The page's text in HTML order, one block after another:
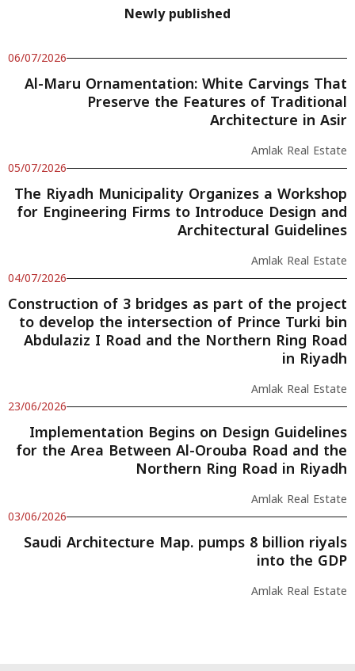
Newly published
06/07/2026
Al-Maru Ornamentation: White Carvings That
Preserve the Features of Traditional
Architecture in Asir
Amlak Real Estate
05/07/2026
The Riyadh Municipality Organizes a Workshop
for Engineering Firms to Introduce Design and
Architectural Guidelines
Amlak Real Estate
04/07/2026
Construction of 3 bridges as part of the project
to develop the intersection of Prince Turki bin
Abdulaziz I Road and the Northern Ring Road
in Riyadh
Amlak Real Estate
23/06/2026
Implementation Begins on Design Guidelines
for the Area Between Al-Orouba Road and the
Northern Ring Road in Riyadh
Amlak Real Estate
03/06/2026
Saudi Architecture Map. pumps 8 billion riyals
into the GDP
Amlak Real Estate